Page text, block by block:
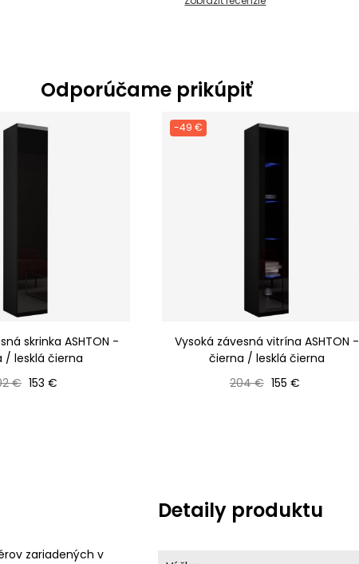
Odporúčame prikúpiť
skrinka ASHTON -
/ lesklá čierna
cena
€ Cena
153 €
-49 €
Vysoká závesná vitrína ASHTON -
čierna / lesklá čierna
Bežná cena
204 € Cena
155 €
zariadených v
Detaily produktu